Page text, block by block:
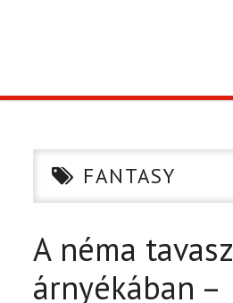
CIKK
PÓLÓ RENDELÉS
FANTASY
A néma tavasz
árnyékában –